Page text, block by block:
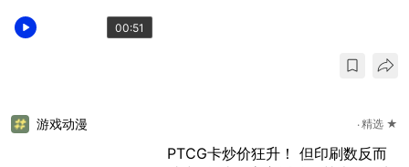
00:51
游戏动漫 精选 ★
PTCG卡炒价狂升！ 但印刷数反而